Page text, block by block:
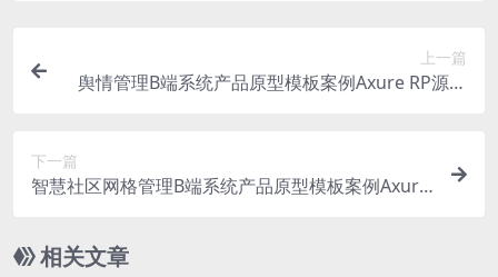
上一篇
舆情管理B端系统产品原型模板案例Axure RP源文
下一篇
智慧社区网格管理B端系统产品原型模板案例Axure
相关文章